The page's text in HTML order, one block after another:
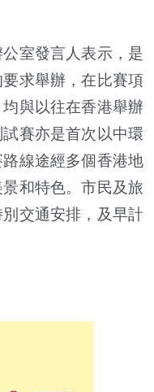
室發言人表示，是
求舉辦，在比賽項
與以往在香港舉辦
賽亦是首次以中環
線途經多個香港地
和特色。市民及旅
交通安排，及早計